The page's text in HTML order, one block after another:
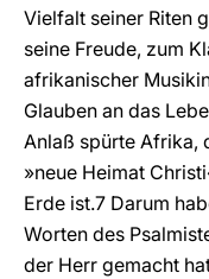
Vielfalt seiner Riten
seine Freude, zum
afrikanischer
Glauben an das
Anlaß spürte Afrika,
»neue Heimat
Erde ist.7 Darum
Worten des
der Herr gemacht